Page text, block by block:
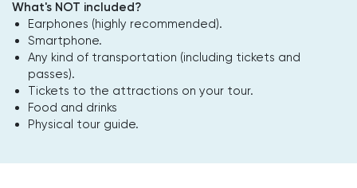
What's NOT included?
Earphones (highly recommended).
Smartphone.
Any kind of transportation (including tickets and
passes).
Tickets to the attractions on your tour.
Food and drinks
Physical tour guide.